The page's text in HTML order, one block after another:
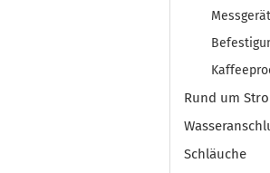
Rund um
Schläuche